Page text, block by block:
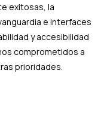
exitosas, la
e interfaces
y accesibilidad
comprometidos a
prioridades.